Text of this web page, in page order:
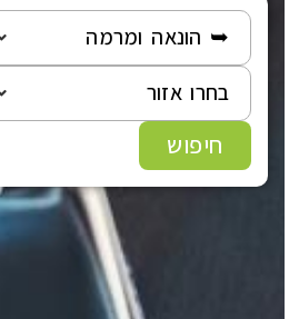
➥ הונאה ומרמה
בחרו אזור
חיפוש